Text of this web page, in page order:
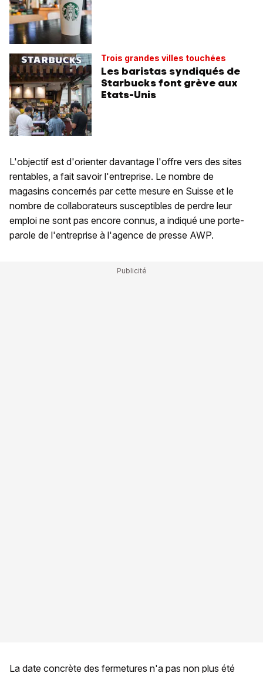
Trois grandes villes touchées
Les baristas syndiqués de
Starbucks font grève aux
Etats-Unis
L'objectif est d'orienter davantage l'offre vers des sites
rentables, a fait savoir l'entreprise. Le nombre de
magasins concernés par cette mesure en Suisse et le
nombre de collaborateurs susceptibles de perdre leur
emploi ne sont pas encore connus, a indiqué une porte-
parole de l'entreprise à l'agence de presse AWP.
La date concrète des fermetures n'a pas non plus été